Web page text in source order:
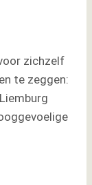
zichzelf
te zeggen: